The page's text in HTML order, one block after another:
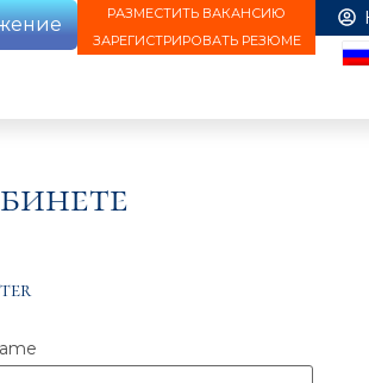
РАЗМЕСТИТЬ ВАКАНСИЮ
ЗАРЕГИСТРИРОВАТЬ РЕЗЮМЕ